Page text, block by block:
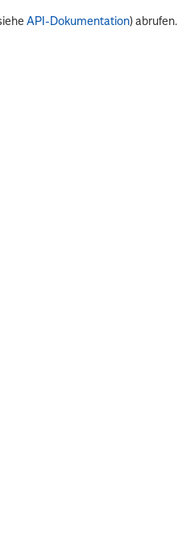
API-Dokumentation) abrufen.